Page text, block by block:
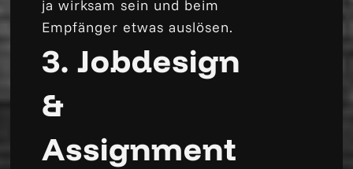
ja wirksam sein und beim
Empfänger etwas auslösen.
3. Jobdesign
&
Assignment